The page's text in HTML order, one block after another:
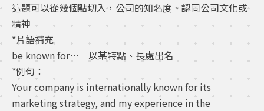
這題可以從幾個點切入，公司的知名度、認同公司文化或
精神
*片語補充
be known for… 以某特點、長處出名
*例句：
Your company is internationally known for its
marketing strategy, and my experience in the